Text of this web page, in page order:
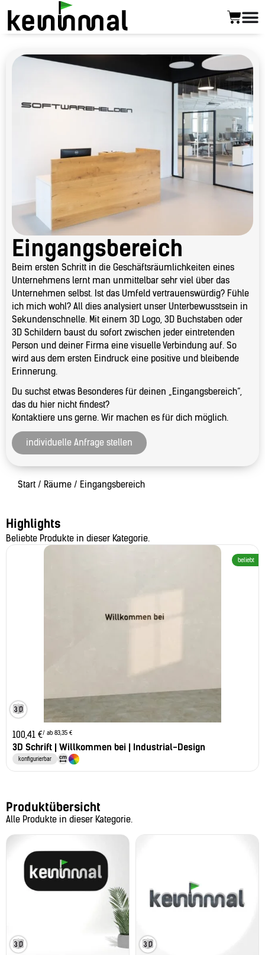
Eingangsbereich
Beim ersten Schritt in die Geschäftsräumlichkeiten eines
Unternehmens lernt man unmittelbar sehr viel über das
Unternehmen selbst. Ist das Umfeld vertrauenswürdig? Fühle
ich mich wohl? All dies analysiert unser Unterbewusstsein in
Sekundenschnelle. Mit einem 3D Logo, 3D Buchstaben oder
3D Schildern baust du sofort zwischen jeder eintretenden
Person und deiner Firma eine visuelle Verbindung auf. So
wird aus dem ersten Eindruck eine positive und bleibende
Erinnerung.
Du suchst etwas Besonderes für deinen „Eingangsbereich“,
das du hier nicht findest?
Kontaktiere uns gerne. Wir machen es für dich möglich.
individuelle Anfrage stellen
Start / Räume / Eingangsbereich
Highlights
Beliebte Produkte in dieser Kategorie.
beliebt
100,41 €/ ab 83,35 €
3D Schrift | Willkommen bei | Industrial-Design
konfigurierbar
Produktübersicht
Alle Produkte in dieser Kategorie.